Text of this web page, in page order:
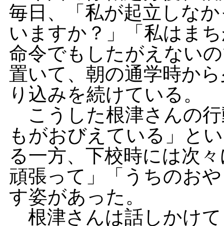
毎日、「私が起立しな
いますか？」「私はま
命令でもしたがえない
置いて、朝の通学時か
り込みを続けている。
こうした根津さんの
もがおびえている」と
る一方、下校時には次
頑張って」「うちのお
す姿があった。
根津さんは話しかけ